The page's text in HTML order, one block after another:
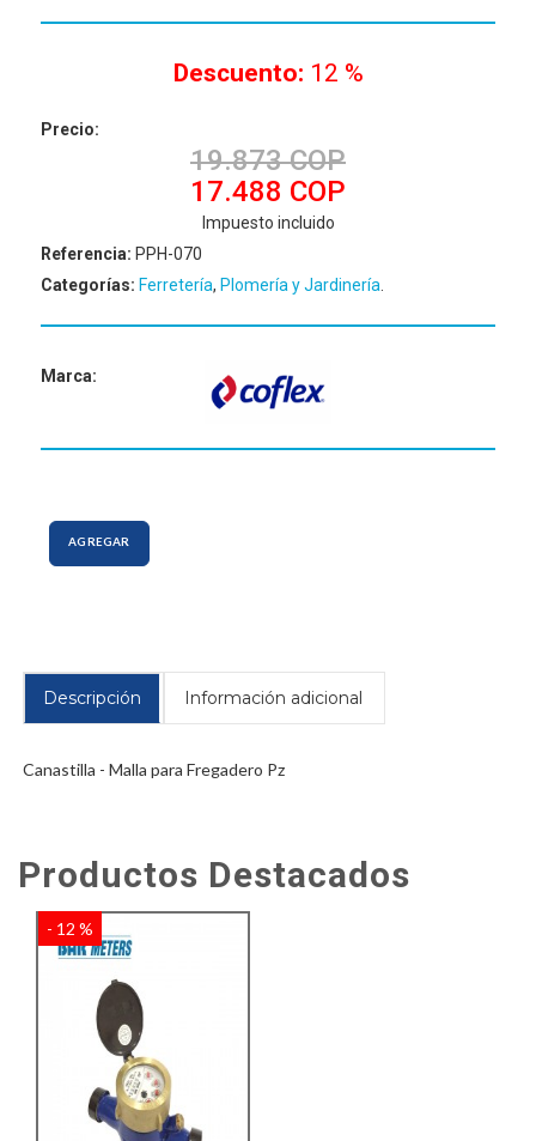
Descuento: 12 %
Precio:
19.873 COP
17.488 COP
Impuesto incluido
Referencia: PPH-070
Categorías: Ferretería, Plomería y Jardinería
Marca:
AGREGAR
Descripción Información adicional
Canastilla - Malla para Fregadero Pz
Productos Destacados
- 12 %